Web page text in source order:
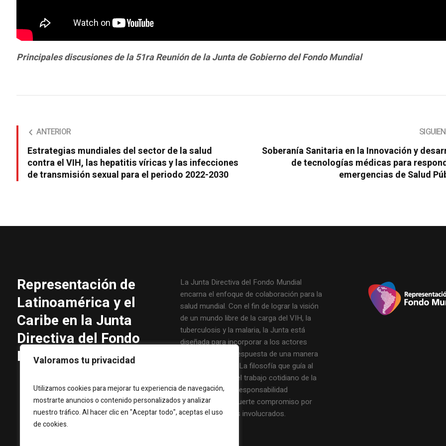
Valoramos tu privacidad
Utilizamos cookies para mejorar tu experiencia de navegación,
mostrarte anuncios o contenido personalizados y analizar
nuestro tráfico. Al hacer clic en "Aceptar todo", aceptas el uso
de cookies.
Principales discusiones de la 51ra Reunión de la Junta de Gobierno del Fondo Mundial
ANTERIOR
Estrategias mundiales del sector de la salud
contra el VIH, las hepatitis víricas y las infecciones
de transmisión sexual para el periodo 2022-2030
Soberanía Sanitaria en la Innovación y
de tecnologías médicas para
emergencias de Salud
Representación de
Latinoamérica y el
Caribe en la Junta
Directiva del Fondo
Mundial
La Junta Directiva del Fondo Mundial
encarna el enfoque de colaboración para la
salud mundial. Con el fin de lograr la visión
de un mundo libre de la carga del VIH, la
tuberculosis y la malaria, la Junta está
diseñada para incorporar a los actores
principales de la respuesta de una manera
inclusiva y eficaz. La filosofía que guía al
Fondo Mundial y el trabajo cotidiano de la
Junta abarcan la responsabilidad
compartida y un fuerte compromiso por
parte de todos los involucrados.